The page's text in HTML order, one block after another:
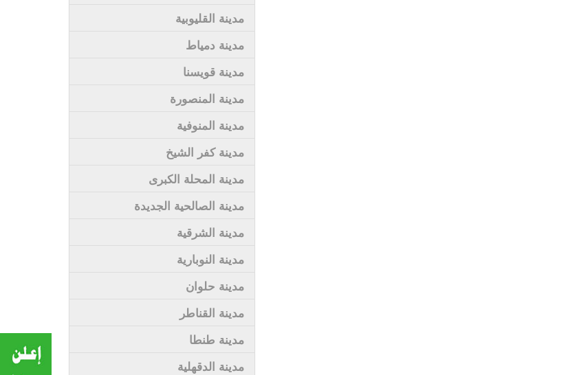
مدينة القليوبية
مدينة دمياط
مدينة قويسنا
مدينة المنصورة
مدينة المنوفية
مدينة كفر الشيخ
مدينة المحلة الكبرى
مدينة الصالحية الجديدة
مدينة الشرقية
مدينة النوبارية
مدينة حلوان
مدينة القناطر
مدينة طنطا
مدينة الدقهلية